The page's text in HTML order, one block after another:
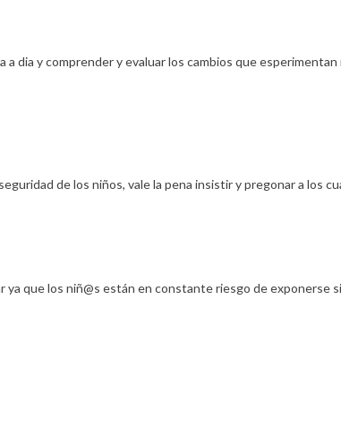
dia y comprender y evaluar los cambios que
de los niños, vale la pena insistir y pregonar a los
que los niñ@s están en constante riesgo de exponerse